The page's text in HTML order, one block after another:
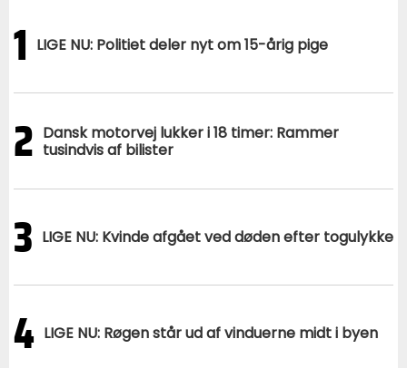
1 LIGE NU: Politiet deler nyt om 15-årig pige
2 Dansk motorvej lukker i 18 timer: Rammer
tusindvis af bilister
3 LIGE NU: Kvinde afgået ved døden efter togulykke
4 LIGE NU: Røgen står ud af vinduerne midt i byen